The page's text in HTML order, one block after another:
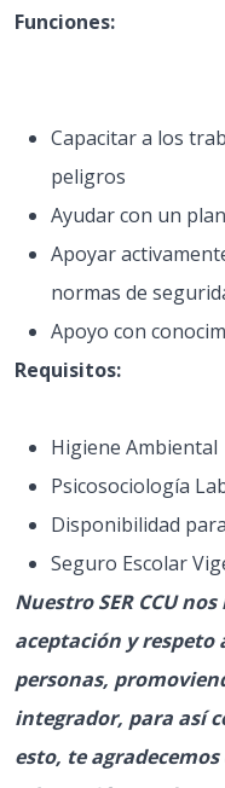
Funciones:
Capacitar a los
peligros
Ayudar con un
Apoyar
normas de
Apoyo con
Requisitos:
Higiene Ambiental
Psicosociología
Disponibilidad
Seguro Escolar
Nuestro SER CCU
aceptación y respeto
personas,
integrador, para así
esto, te